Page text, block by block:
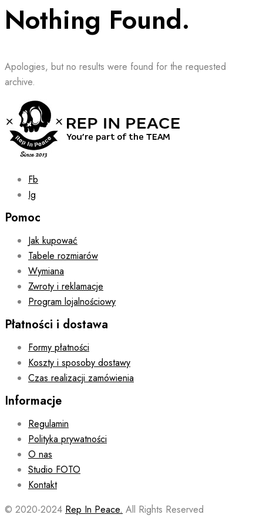
Nothing Found.
Apologies, but no results were found for the requested
archive.
Fb
Ig
Pomoc
Jak kupować
Tabele rozmiarów
Wymiana
Zwroty i reklamacje
Program lojalnościowy
Płatności i dostawa
Formy płatności
Koszty i sposoby dostawy
Czas realizacji zamówienia
Informacje
Regulamin
Polityka prywatności
O nas
Studio FOTO
Kontakt
© 2020-2024 Rep In Peace. All Rights Reserved